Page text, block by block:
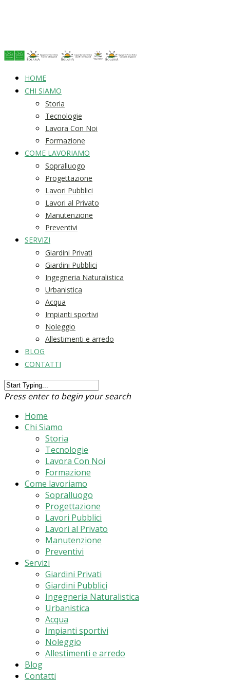
HOME
CHI SIAMO
Storia
Tecnologie
Lavora Con Noi
Formazione
COME LAVORIAMO
Sopralluogo
Progettazione
Lavori Pubblici
Lavori al Privato
Manutenzione
Preventivi
SERVIZI
Giardini Privati
Giardini Pubblici
Ingegneria Naturalistica
Urbanistica
Acqua
Impianti sportivi
Noleggio
Allestimenti e arredo
BLOG
CONTATTI
Press enter to begin your search
Home
Chi Siamo
Storia
Tecnologie
Lavora Con Noi
Formazione
Come lavoriamo
Sopralluogo
Progettazione
Lavori Pubblici
Lavori al Privato
Manutenzione
Preventivi
Servizi
Giardini Privati
Giardini Pubblici
Ingegneria Naturalistica
Urbanistica
Acqua
Impianti sportivi
Noleggio
Allestimenti e arredo
Blog
Contatti